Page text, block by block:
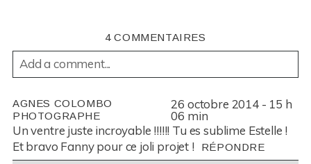
4 COMMENTAIRES
Add a comment...
REQUIRED FIELDS ARE MARKED *
AGNES COLOMBO
PHOTOGRAPHE
26 octobre 2014 - 15 h
06 min
Un ventre juste incroyable !!!!!! Tu es sublime Estelle !
Et bravo Fanny pour ce joli projet !
RÉPONDRE